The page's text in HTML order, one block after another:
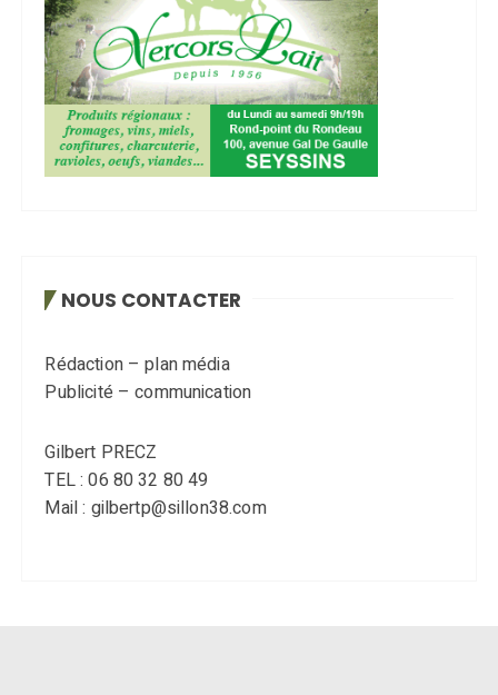
NOUS CONTACTER
Rédaction – plan média
Publicité – communication
Gilbert PRECZ
TEL : 06 80 32 80 49
Mail : gilbertp@sillon38.com